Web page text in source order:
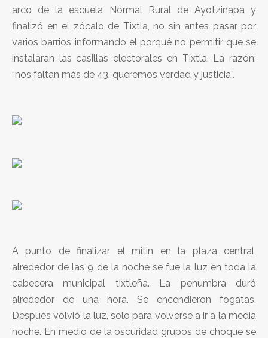
arco de la escuela Normal Rural de Ayotzinapa y
finalizó en el zócalo de Tixtla, no sin antes pasar por
varios barrios informando el porqué no permitir que se
instalaran las casillas electorales en Tixtla. La razón:
“nos faltan más de 43, queremos verdad y justicia”.
A punto de finalizar el mitin en la plaza central,
alrededor de las 9 de la noche se fue la luz en toda la
cabecera municipal tixtleña. La penumbra duró
alrededor de una hora. Se encendieron fogatas.
Después volvió la luz, solo para volverse a ir a la media
noche. En medio de la oscuridad grupos de choque se